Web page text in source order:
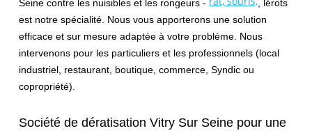
Seine contre les nuisibles et les rongeurs -
, lérots
est notre spécialité. Nous vous apporterons une solution
efficace et sur mesure adaptée à votre probléme. Nous
intervenons pour les particuliers et les professionnels (local
industriel, restaurant, boutique, commerce, Syndic ou
copropriété).
Société de dératisation Vitry Sur Seine pour une